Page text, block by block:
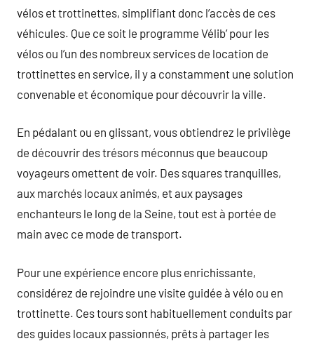
vélos et trottinettes, simplifiant donc l’accès de ces
véhicules. Que ce soit le programme Vélib’ pour les
vélos ou l’un des nombreux services de location de
trottinettes en service, il y a constamment une solution
convenable et économique pour découvrir la ville.
En pédalant ou en glissant, vous obtiendrez le privilège
de découvrir des trésors méconnus que beaucoup
voyageurs omettent de voir. Des squares tranquilles,
aux marchés locaux animés, et aux paysages
enchanteurs le long de la Seine, tout est à portée de
main avec ce mode de transport.
Pour une expérience encore plus enrichissante,
considérez de rejoindre une visite guidée à vélo ou en
trottinette. Ces tours sont habituellement conduits par
des guides locaux passionnés, prêts à partager les